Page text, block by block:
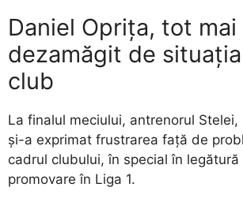
Daniel Oprița, tot mai
dezamăgit de
club
La finalul meciului, antrenorul Stelei,
și-a exprimat frustrarea față de
cadrul clubului, în special în
promovare în Liga 1.